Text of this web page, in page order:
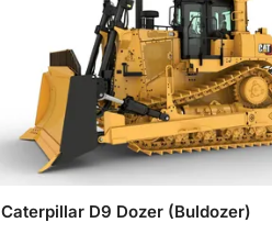
Caterpillar D9 Dozer (Buldozer)